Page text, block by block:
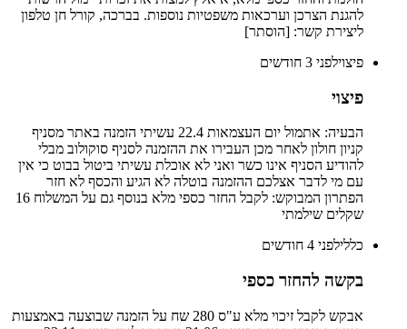
להגנת הצרכן וערכאות משפטיות נוספות. בברכה, קורל חן טלפון
ליצירת קשר: [הוסתר]
פיצוילפני 3 חודשים
פיצוי
הבעיה: אתמול יום העצמאות 22.4 עשיתי הזמנה באתר מסניף
קניון חולון לאחר מכן העבירו את ההזמנה לסניף סוקולוב מבלי
להודיע הסניף אינו כשר ואני לא אוכלת עשיתי ביטול בבוט כי אין
עם מי לדבר אצלכם ההזמנה בוטלה לא הגיע והכסף לא חזר
הפתרון המבוקש: לקבל החזר כספי מלא בנוסף גם על המשלוח 16
שקלים שילמתי
כללילפני 4 חודשים
בקשה להחזר כספי
אבקש לקבל זיכוי מלא ע"ס 280 שח על הזמנה שבוצעה באמצעות